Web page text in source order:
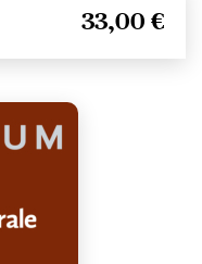
33,00 €